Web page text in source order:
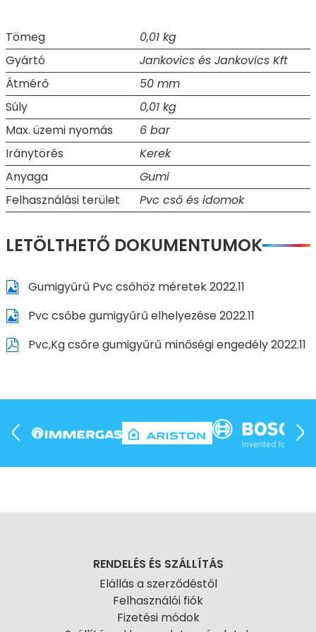
Tömeg
0,01 kg
Gyártó
Jankovics és Jankovics Kft
Átmérő
50 mm
Súly
0,01 kg
Max. üzemi nyomás
6 bar
Iránytörés
Kerek
Anyaga
Gumi
Felhasználási terület
Pvc cső és idomok
LETÖLTHETŐ DOKUMENTUMOK
Gumigyűrű Pvc csőhöz méretek 2022.11
Pvc csőbe gumigyűrű elhelyezése 2022.11
Pvc,Kg csőre gumigyűrű minőségi engedély 2022.11
RENDELÉS ÉS SZÁLLÍTÁS
Elállás a szerződéstől
Felhasználói fiók
Fizetési módok